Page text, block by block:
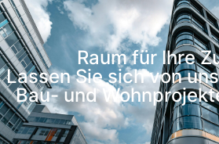
Raum für Ihre
Lassen Sie sich von
Bau- und